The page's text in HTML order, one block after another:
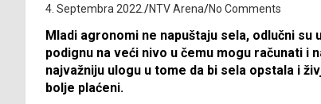
4. Septembra 2022. NTV Arena No Comments
Mladi agronomi ne napuštaju sela, odlučni
podignu na veći nivo u čemu mogu računati
najvažniju ulogu u tome da bi sela opstala i
bolje plaćeni.